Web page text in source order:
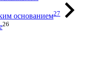
основанием27
26